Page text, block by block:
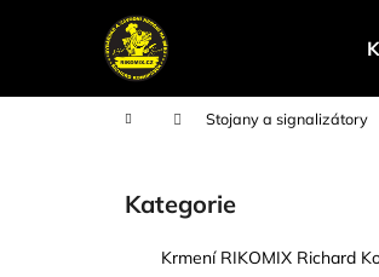
Domů Stojany a signalizátory
Přeskočit
kategorie
Kategorie
Krmení RIKOMIX Richard
í
Zpět
do
Zpět
do